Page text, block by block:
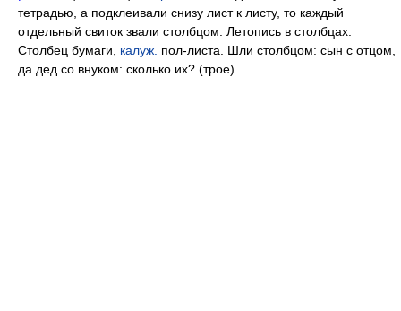
тетрадью, а подклеивали снизу лист к листу, то каждый
отдельный свиток звали столбцом. Летопись в столбцах.
Столбец бумаги, калуж. пол-листа. Шли столбцом: сын с отцом,
да дед со внуком: сколько их? (трое).